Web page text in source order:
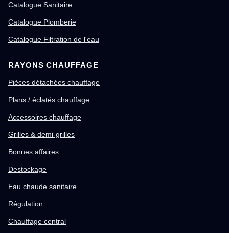
Catalogue Sanitaire
Catalogue Plomberie
Catalogue Filtration de l'eau
RAYONS CHAUFFAGE
Pièces détachées chauffage
Plans / éclatés chauffage
Accessoires chauffage
Grilles & demi-grilles
Bonnes affaires
Destockage
Eau chaude sanitaire
Régulation
Chauffage central